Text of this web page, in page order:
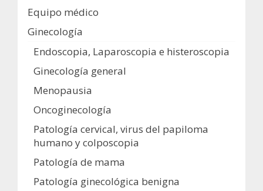
Equipo médico
Ginecología
Endoscopia, Laparoscopia e histeroscopia
Ginecología general
Menopausia
Oncoginecología
Patología cervical, virus del papiloma
humano y colposcopia
Patología de mama
Patología ginecológica benigna